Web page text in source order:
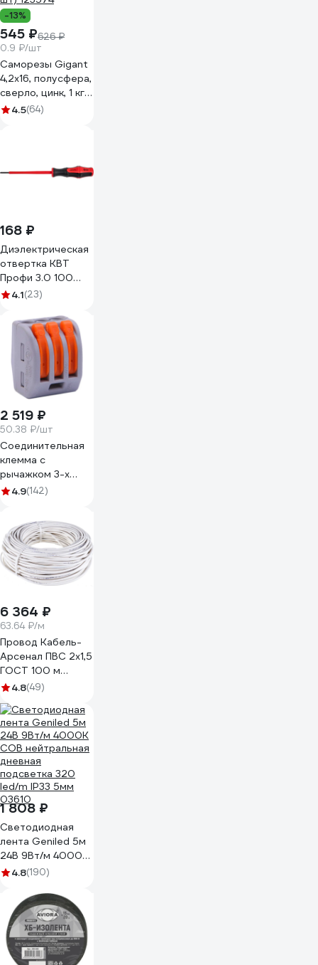
-13%
545 ₽626 ₽
0.9 ₽/шт
Саморезы Gigant
4,2x16, полусфера,
сверло, цинк, 1 кг
(примерно 607
4.5(64)
168 ₽
Диэлектрическая
отвертка КВТ
Профи 3.0 100
78608
4.1(23)
2 519 ₽
50.38 ₽/шт
Соединительная
клемма с
рычажком 3-х
проводная WAGO,
шт. 2651 102651
ЦБ-00015780
4.9(142)
6 364 ₽
63.64 ₽/м
Провод Кабель-
Арсенал ПВС 2х1,5
ГОСТ 100 м
KARS-51178
4.8(49)
1 808 ₽
Светодиодная
лента Geniled 5м
24В 9Вт/м 4000К
COB нейтральная
подсветка 320
led/m IP33 5мм
03610
4.8(190)